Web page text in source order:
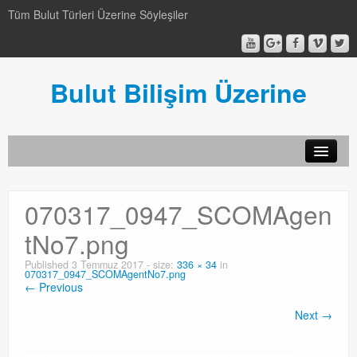
Tüm Bulut Türleri Üzerine Söyleşiler
Bulut Bilişim Üzerine
SCCM
Genel
Genel
070317_0947_SCOMAgen
tNo7.png
Published 3 Temmuz 2017 - size: 336 × 34 in
070317_0947_SCOMAgentNo7.png
← Previous
Next →